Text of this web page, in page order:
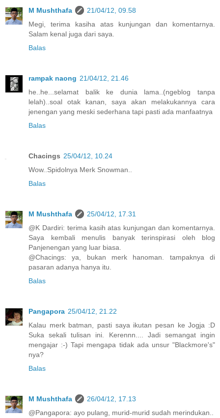
M Mushthafa
21/04/12, 09.58
Megi, terima kasiha atas kunjungan dan komentarnya.
Salam kenal juga dari saya.
Balas
rampak naong 21/04/12, 21.46
he..he...selamat balik ke dunia lama..(ngeblog tanpa
lelah)..soal otak kanan, saya akan melakukannya cara
jenengan yang meski sederhana tapi pasti ada manfaatnya
Balas
Chacings 25/04/12, 10.24
Wow..Spidolnya Merk Snowman..
Balas
M Mushthafa
25/04/12, 17.31
@K Dardiri: terima kasih atas kunjungan dan komentarnya.
Saya kembali menulis banyak terinspirasi oleh blog
Panjenengan yang luar biasa.
@Chacings: ya, bukan merk hanoman. tampaknya di
pasaran adanya hanya itu.
Balas
Pangapora 25/04/12, 21.22
Kalau merk batman, pasti saya ikutan pesan ke Jogja :D
Suka sekali tulisan ini. Kerennn.... Jadi semangat ingin
mengajar :-) Tapi mengapa tidak ada unsur "Blackmore's"
nya?
Balas
M Mushthafa
26/04/12, 17.13
@Pangapora: ayo pulang, murid-murid sudah merindukan..